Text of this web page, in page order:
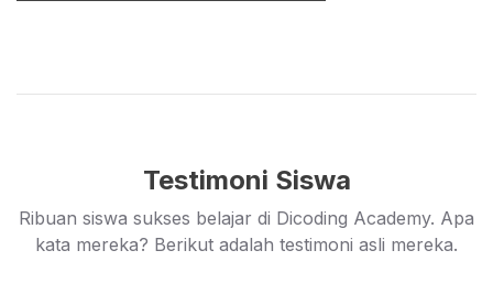
Setelah mengikuti kelas, siswa mampu
menerapkan berbagai strategi
pengembangan diri melalui pengelolaan pola
Testimoni Siswa
Ribuan siswa sukses belajar di Dicoding Academy. Apa
kata mereka? Berikut adalah testimoni asli mereka.